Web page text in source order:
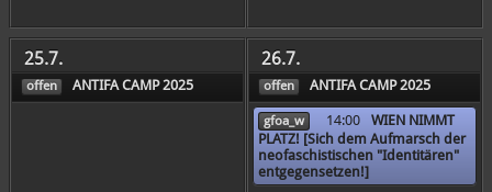
25.7.
offen ANTIFA CAMP 2025
26.7.
offen ANTIFA CAMP 2025
gfoa_w 14:00
WIEN NIMMT
PLATZ! [Sich dem Aufmarsch der
neofaschistischen "Identitären"
entgegensetzen!]